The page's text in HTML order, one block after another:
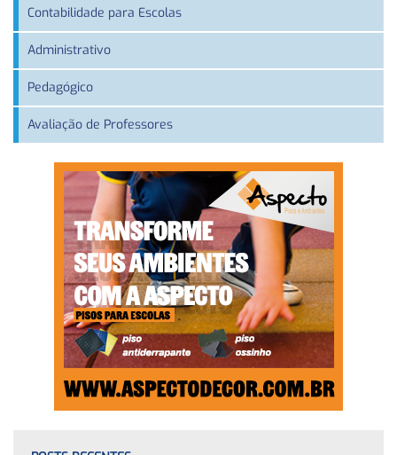
Contabilidade para Escolas
Administrativo
Pedagógico
Avaliação de Professores